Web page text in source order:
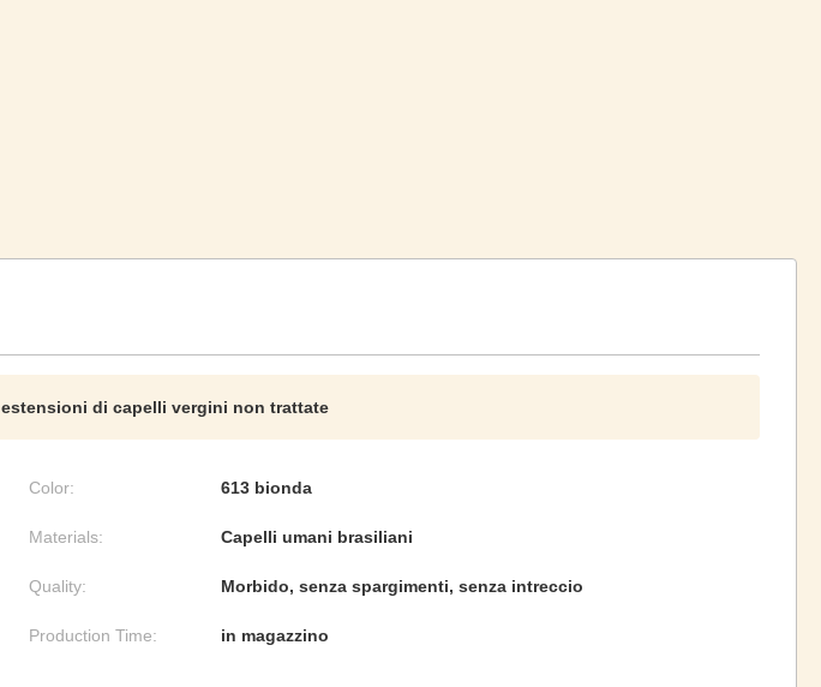
estensioni di capelli vergini non trattate
Color: 613 bionda
Materials: Capelli umani brasiliani
Quality: Morbido, senza spargimenti, senza intreccio
Production Time: in magazzino